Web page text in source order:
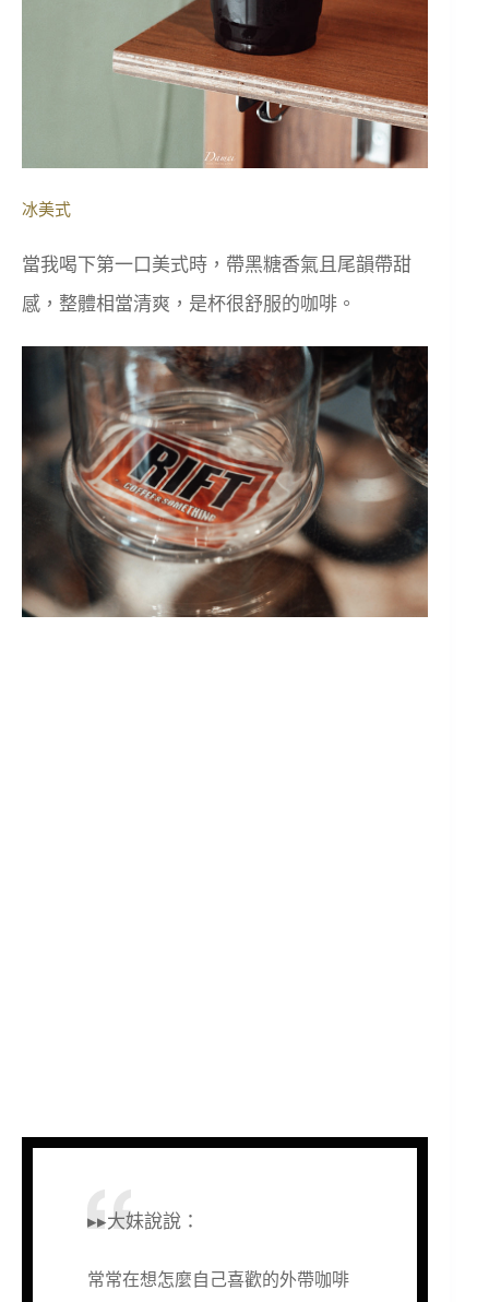
冰美式
當我喝下第一口美式時，帶黑糖香氣且尾韻帶甜
感，整體相當清爽，是杯很舒服的咖啡。
▸▸大妹說說：
常常在想怎麼自己喜歡的外帶咖啡